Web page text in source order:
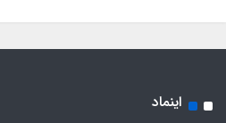
اینماد